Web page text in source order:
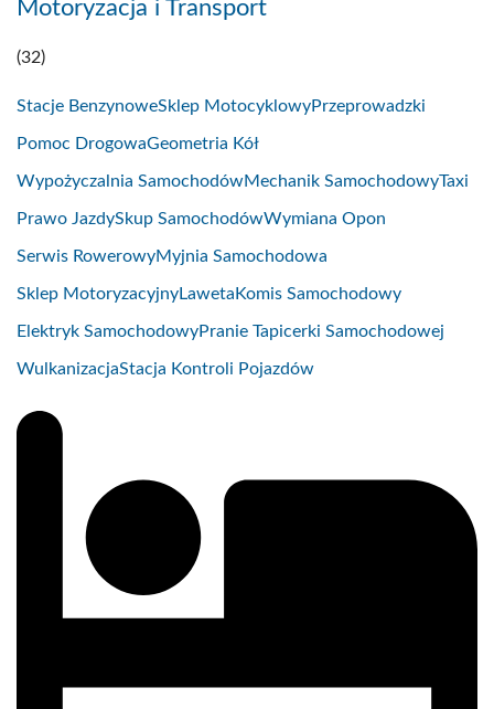
Motoryzacja i Transport
(32)
Stacje BenzynoweSklep MotocyklowyPrzeprowadzki
Pomoc DrogowaGeometria Kół
Wypożyczalnia SamochodówMechanik SamochodowyTaxi
Prawo JazdySkup SamochodówWymiana Opon
Serwis RowerowyMyjnia Samochodowa
Sklep MotoryzacyjnyLaweta Komis Samochodowy
Elektryk SamochodowyPranie Tapicerki Samochodowej
WulkanizacjaStacja Kontroli Pojazdów